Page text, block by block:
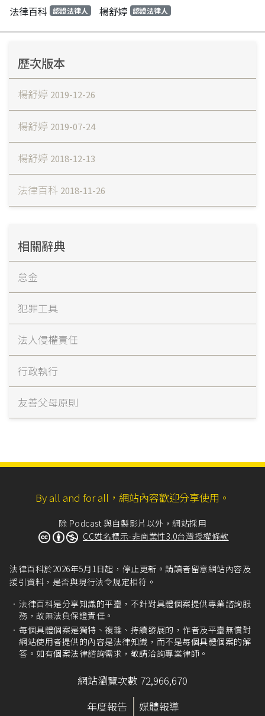
法律百科 認證法律人 楊舒婷 認證法律人
歷次版本
楊舒婷 2019-12-26
楊舒婷 2019-07-24
楊舒婷 2018-12-13
法律百科 2018-11-26
相關辭典
怠金
犯罪工具
法人侵權責任
行政執行
友善父母原則
By all and for all，網站內容歡迎分享使用。
除 Podcast 與自製影片以外，網站採用
CC姓名標示-非商業性3.0台灣授權條款
法律百科於2026年5月1日起，停止更新。請讀者留意網站內容及
援引資料，是否與現行法令規定相符。
法律百科是分享知識的平臺，不針對具體個案提供專業諮詢服
務，故無法負保證責任。
每個具體個案是獨特、複雜、持續發展的，作者及平臺無償對
網站使用者提供的內容是法律知識，而不是每個具體個案的解
答。如有個案法律諮詢需求，敬請洽詢專業律師。
網站瀏覽次數 72,966,670
年度報告
媒體報導